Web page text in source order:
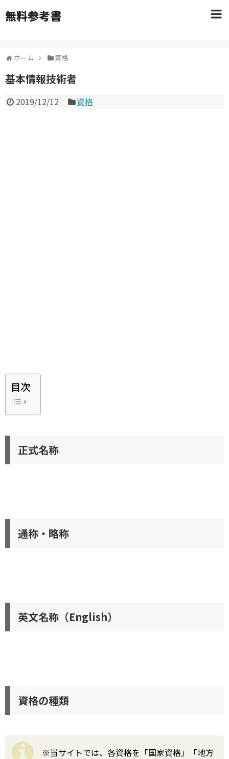
無料参考書
ホーム 資格
基本情報技術者
2019/12/12 資格
目次
正式名称
通称・略称
英文名称（English）
資格の種類
※当サイトでは、各資格を「国家資格」「地方